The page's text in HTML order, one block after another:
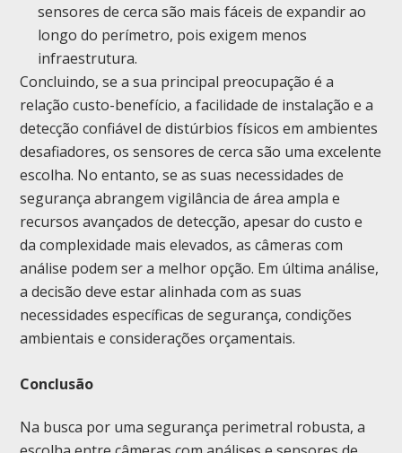
sensores de cerca são mais fáceis de expandir ao
longo do perímetro, pois exigem menos
infraestrutura.
Concluindo, se a sua principal preocupação é a
relação custo-benefício, a facilidade de instalação e a
detecção confiável de distúrbios físicos em ambientes
desafiadores, os sensores de cerca são uma excelente
escolha. No entanto, se as suas necessidades de
segurança abrangem vigilância de área ampla e
recursos avançados de detecção, apesar do custo e
da complexidade mais elevados, as câmeras com
análise podem ser a melhor opção. Em última análise,
a decisão deve estar alinhada com as suas
necessidades específicas de segurança, condições
ambientais e considerações orçamentais.
Conclusão
Na busca por uma segurança perimetral robusta, a